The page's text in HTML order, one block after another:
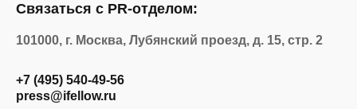
Связаться с PR-отделом:
101000, г. Москва, Лубянский проезд, д. 15, стр. 2
+7 (495) 540-49-56
press@ifellow.ru